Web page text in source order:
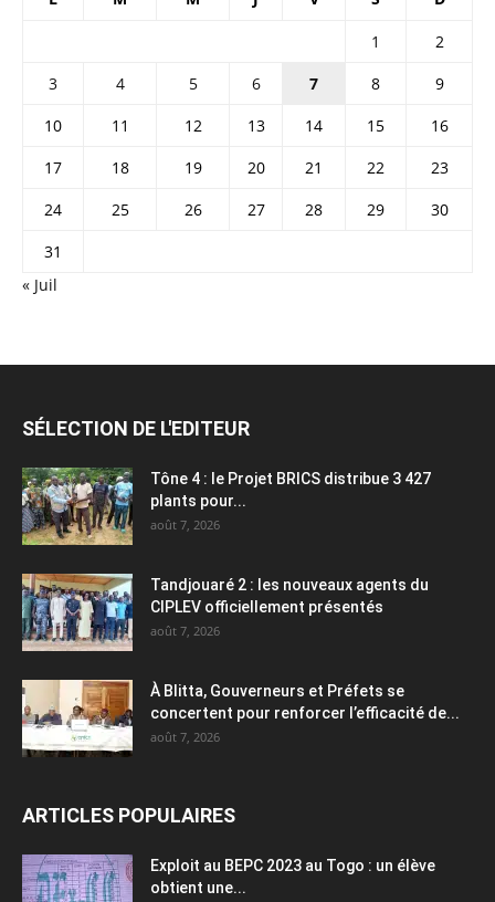
1
2
3
4 5 6 7 8
9
10
11 12 13 14 15
16
17
18 19 20 21 22
23
24
25 26 27 28 29
30
31
« Juil
SÉLECTION DE L'EDITEUR
Tône 4 : le Projet BRICS distribue 3 427
plants pour...
août 7, 2026
Tandjouaré 2 : les nouveaux agents du
CIPLEV officiellement présentés
août 7, 2026
À Blitta, Gouverneurs et Préfets se
concertent pour renforcer l’efficacité de...
août 7, 2026
ARTICLES POPULAIRES
Exploit au BEPC 2023 au Togo : un élève
obtient une...